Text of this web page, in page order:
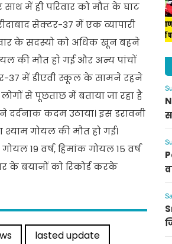
में ही परिवार को मौत के घाट
सेक्टर-37 में एक व्यापारी
के सदस्यो को अधिक खून बहने
की मौत हाे गई और अन्य पांचों
37 में डीएवी स्कूल के सामने रहने
से पूछताछ में बताया जा रहा है
कदम उठाया। इस डरावनी
गोयल की मौत हो गई।
19 वर्ष, हिमांक गोयल 15 वर्ष
के बयानों को रिकोर्ड करके
lasted update